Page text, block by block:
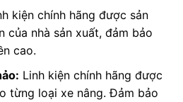
kiện chính hãng được sản
của nhà sản xuất, đảm bảo
cao.
Linh kiện chính hãng được
từng loại xe nâng. Đảm bảo